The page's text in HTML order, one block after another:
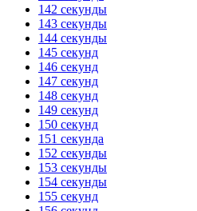
142 секунды
143 секунды
144 секунды
145 секунд
146 секунд
147 секунд
148 секунд
149 секунд
150 секунд
151 секунда
152 секунды
153 секунды
154 секунды
155 секунд